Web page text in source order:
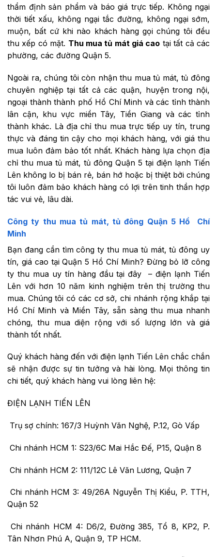
thẩm định sản phẩm và báo giá trực tiếp. Không ngại
thời tiết xấu, không ngại tắc đường, không ngại sớm,
muộn, bất cứ khi nào khách hàng gọi chúng tôi đều
thu xếp có mặt. Thu mua tủ mát giá cao tại tất cả các
phường, các đường Quận 5.
Ngoài ra, chúng tôi còn nhận thu mua tủ mát, tủ đông
chuyên nghiệp tại tất cả các quận, huyện trong nội,
ngoại thành thành phố Hồ Chí Minh và các tỉnh thành
lân cận, khu vực miền Tây, Tiền Giang và các tỉnh
thành khác. Là địa chỉ thu mua trực tiếp uy tín, trung
thực và đáng tin cậy cho mọi khách hàng, với giá thu
mua luôn đảm bảo tốt nhất. Khách hàng lựa chọn địa
chỉ thu mua tủ mát, tủ đông Quận 5 tại điện lạnh Tiến
Lên không lo bị bán rẻ, bán hớ hoặc bị thiệt bởi chúng
tôi luôn đảm bảo khách hàng có lợi trên tinh thần hợp
tác vui vẻ, lâu dài.
Công ty thu mua tủ mát, tủ đông Quận 5 Hồ Chí
Minh
Bạn đang cần tìm công ty thu mua tủ mát, tủ đông uy
tín, giá cao tại Quận 5 Hồ Chí Minh? Đừng bỏ lỡ công
ty thu mua uy tín hàng đầu tại đây – điện lạnh Tiến
Lên với hơn 10 năm kinh nghiệm trên thị trường thu
mua. Chúng tôi có các cơ sở, chi nhánh rộng khắp tại
Hồ Chí Minh và Miền Tây, sẵn sàng thu mua nhanh
chóng, thu mua diện rộng với số lượng lớn và giá
thành tốt nhất.
Quý khách hàng đến với điện lạnh Tiến Lên chắc chắn
sẽ nhận được sự tin tưởng và hài lòng. Mọi thông tin
chi tiết, quý khách hàng vui lòng liên hệ:
ĐIỆN LẠNH TIẾN LÊN
Trụ sợ chính: 167/3 Huỳnh Văn Nghệ, P.12, Gò Vấp
Chi nhánh HCM 1: S23/6C Mai Hắc Đế, P15, Quận 8
Chi nhánh HCM 2: 111/12C Lê Văn Lương, Quận 7
Chi nhánh HCM 3: 49/26A Nguyễn Thị Kiểu, P. TTH,
Quận 52
Chi nhánh HCM 4: D6/2, Đường 385, Tổ 8, KP2, P.
Tân Nhơn Phú A, Quận 9, TP HCM.